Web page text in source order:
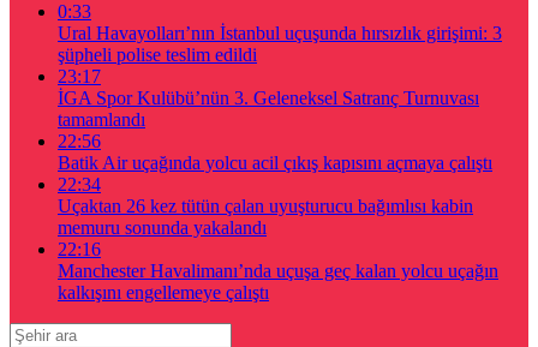
0:33
Ural Havayolları’nın İstanbul uçuşunda hırsızlık girişimi: 3
şüpheli polise teslim edildi
23:17
İGA Spor Kulübü’nün 3. Geleneksel Satranç Turnuvası
tamamlandı
22:56
Batik Air uçağında yolcu acil çıkış kapısını açmaya çalıştı
22:34
Uçaktan 26 kez tütün çalan uyuşturucu bağımlısı kabin
memuru sonunda yakalandı
22:16
Manchester Havalimanı’nda uçuşa geç kalan yolcu uçağın
kalkışını engellemeye çalıştı